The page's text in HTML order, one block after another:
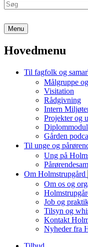
Menu
Hovedmenu
Til fagfolk og
Målgruppe
Visitation
Rådgivning
Intern
Projekter og
Gården
Til unge og
Ung på
Om Holmstrupgård
Om os og
Job og
Tilsyn og
Kontakt
Nyheder fra